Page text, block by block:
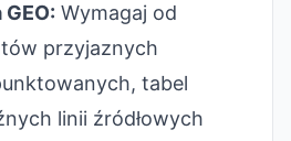
Wymagaj od
przyjaznych
tabel
linii źródłowych